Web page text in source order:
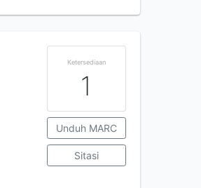
Ketersediaan
1
Unduh MARC
Sitasi